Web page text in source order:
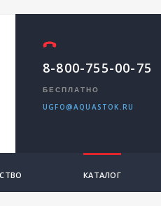
8-800-755-00-75
БЕСПЛАТНО
UGFO@AQUASTOK.RU
КАТАЛОГ